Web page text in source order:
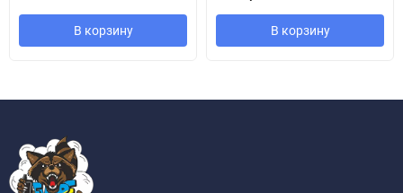
В корзину В корзину